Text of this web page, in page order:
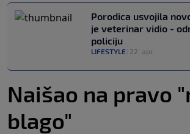
Porodica usvojila
je veterinar vidio -
policiju
LIFESTYLE 22. apr.
Naišao na pravo
blago"